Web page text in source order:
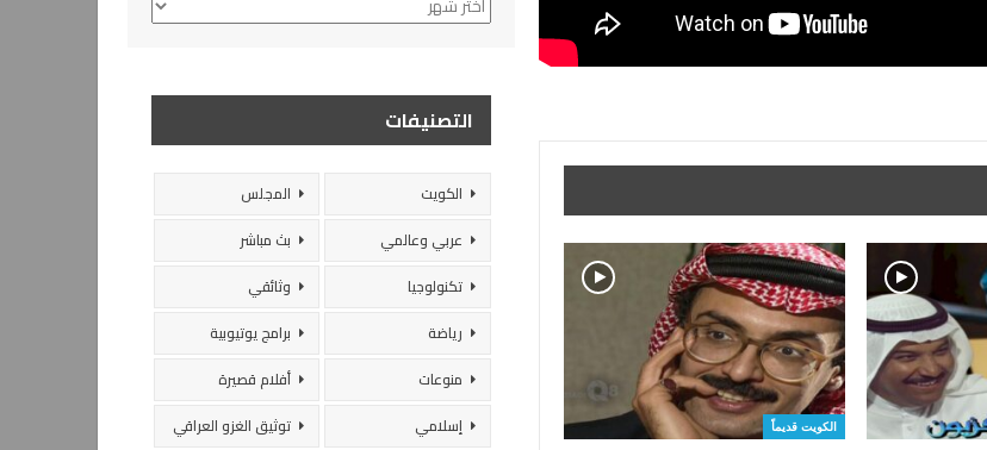
الكويت قديماً
التصنيفات
الكويت
المجلس
عربي وعالمي
بث مباشر
تكنولوجيا
وثائقي
رياضة
برامج يوتيوبية
منوعات
أفلام قصيرة
إسلامي
توثيق الغزو العراقي